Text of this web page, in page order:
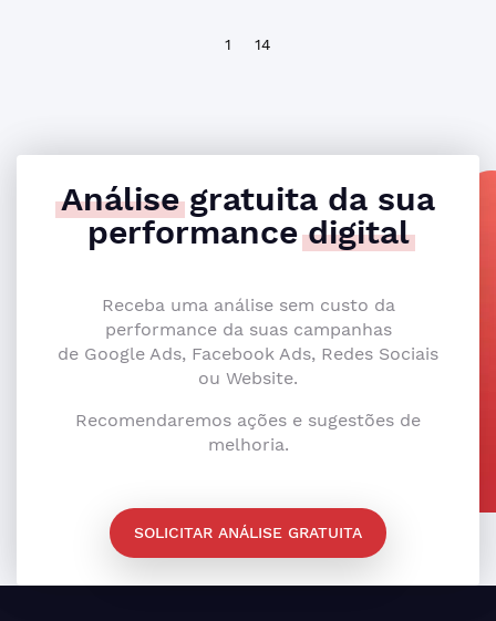
1 14
Análisegratuita da sua
performancedigital
Receba uma análise sem custo da
performance da suas campanhas
de Google Ads, Facebook Ads, Redes Sociais
ou Website.
Recomendaremos ações e sugestões de
melhoria.
SOLICITAR ANÁLISE GRATUITA